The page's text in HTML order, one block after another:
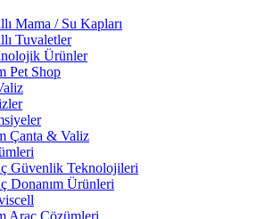
Mama / Su Kapları
Tuvaletler
Ürünler
Pet Shop
Çanta & Valiz
Güvenlik Teknolojileri
Donanım Ürünleri
Araç Çözümleri